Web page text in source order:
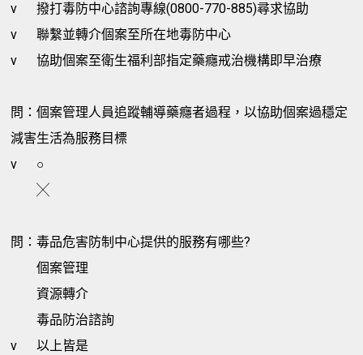
v
撥打毒防中心諮詢專線(0800-770-885)尋求協助
v
聯繫並轉介個案至所在地毒防中心
v
協助個案至衛生福利部指定藥癮戒治機構即早治療
問：個案管理人員追蹤輔導藥癮者過程，以協助個案過穩定
減害生活為服務目標
v
○
╳
問：毒品危害防制中心提供的服務有哪些?
個案管理
資源轉介
毒品防治諮詢
v
以上皆是